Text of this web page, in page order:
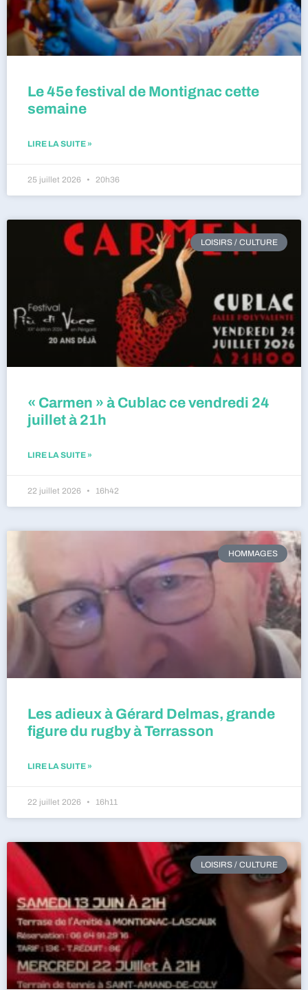
Le 45e festival de Montignac cette
semaine
LIRE LA SUITE »
25 juillet 2026 20h36
LOISIRS / CULTURE
« Carmen » à Cublac ce vendredi 24
juillet à 21h
LIRE LA SUITE »
22 juillet 2026 16h42
HOMMAGES
Les adieux à Gérard Delmas, grande
figure du rugby à Terrasson
LIRE LA SUITE »
22 juillet 2026 16h11
LOISIRS / CULTURE